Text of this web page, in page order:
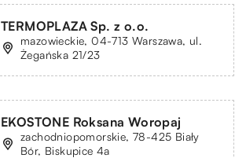
TERMOPLAZA Sp. z o.o.
mazowieckie, 04-713 Warszawa, ul.
Żegańska 21/23
EKOSTONE Roksana Woropaj
zachodniopomorskie, 78-425 Biały
Bór, Biskupice 4a